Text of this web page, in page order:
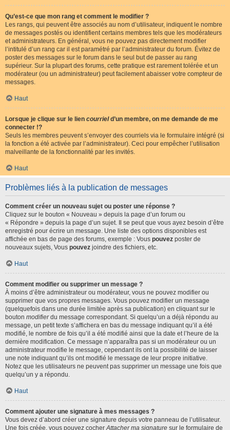
Qu’est-ce que mon rang et comment le modifier ?
Les rangs, qui peuvent être associés au nom d’utilisateur, indiquent le nombre
de messages postés ou identifient certains membres tels que les modérateurs
et administrateurs. En général, vous ne pouvez pas directement modifier
l’intitulé d’un rang car il est paramétré par l’administrateur du forum. Évitez de
poster des messages sur le forum dans le seul but de passer au rang
supérieur. Sur la plupart des forums, cette pratique est rarement tolérée et un
modérateur (ou un administrateur) peut facilement abaisser votre compteur de
messages.
Haut
Lorsque je clique sur le lien courrield’un membre, on me demande de me
connecter !?
Seuls les membres peuvent s’envoyer des courriels via le formulaire intégré (si
la fonction a été activée par l’administrateur). Ceci pour empêcher l’utilisation
malveillante de la fonctionnalité par les invités.
Haut
Problèmes liés à la publication de messages
Comment créer un nouveau sujet ou poster une réponse ?
Cliquez sur le bouton « Nouveau » depuis la page d’un forum ou
« Répondre » depuis la page d’un sujet. Il se peut que vous ayez besoin d’être
enregistré pour écrire un message. Une liste des options disponibles est
affichée en bas de page des forums, exemple : Vous pouvez poster de
nouveaux sujets, Vous pouvez joindre des fichiers, etc.
Haut
Comment modifier ou supprimer un message ?
À moins d’être administrateur ou modérateur, vous ne pouvez modifier ou
supprimer que vos propres messages. Vous pouvez modifier un message
(quelquefois dans une durée limitée après sa publication) en cliquant sur le
bouton modifierdu message correspondant. Si quelqu’un a déjà répondu au
message, un petit texte s’affichera en bas du message indiquant qu’il a été
modifié, le nombre de fois qu’il a été modifié ainsi que la date et l’heure de la
dernière modification. Ce message n’apparaîtra pas si un modérateur ou un
administrateur modifie le message, cependant ils ont la possibilité de laisser
une note indiquant qu’ils ont modifié le message de leur propre initiative.
Notez que les utilisateurs ne peuvent pas supprimer un message une fois que
quelqu’un y a répondu.
Haut
Comment ajouter une signature à mes messages ?
Vous devez d’abord créer une signature depuis votre panneau de l’utilisateur.
Une fois créée, vous pouvez cocherAttacher ma signature sur le formulaire de